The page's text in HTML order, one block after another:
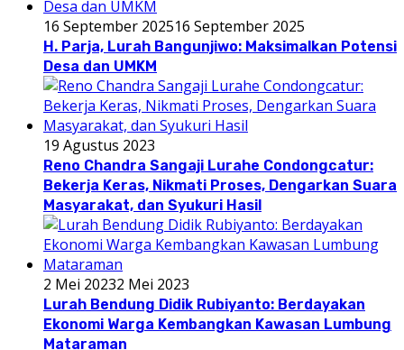
16 September 202516 September 2025
H. Parja, Lurah Bangunjiwo: Maksimalkan Potensi
Desa dan UMKM
19 Agustus 2023
Reno Chandra Sangaji Lurahe Condongcatur:
Bekerja Keras, Nikmati Proses, Dengarkan Suara
Masyarakat, dan Syukuri Hasil
2 Mei 20232 Mei 2023
Lurah Bendung Didik Rubiyanto: Berdayakan
Ekonomi Warga Kembangkan Kawasan Lumbung
Mataraman